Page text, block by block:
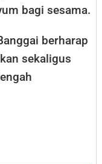
bagi sesama.
berharap
sekaligus